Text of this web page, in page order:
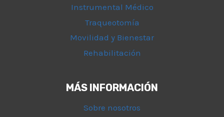
Instrumental Médico
Traqueotomía
Movilidad y Bienestar
Rehabilitación
MÁS INFORMACIÓN
Sobre nosotros